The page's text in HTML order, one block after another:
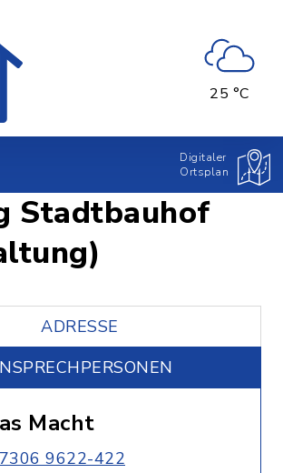
25 °C
Digitaler
Ortsplan
Stadtbauhof
ADRESSE
Macht
9622-422